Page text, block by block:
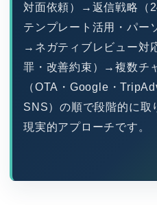
対面依頼）→返信戦略（
テンプレート活用・パー
→ネガティブレビュー対
罪・改善約束）→複数チ
（OTA・Google・
SNS）の順で段階的に取
現実的アプローチです。